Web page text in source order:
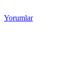
Yorumlar